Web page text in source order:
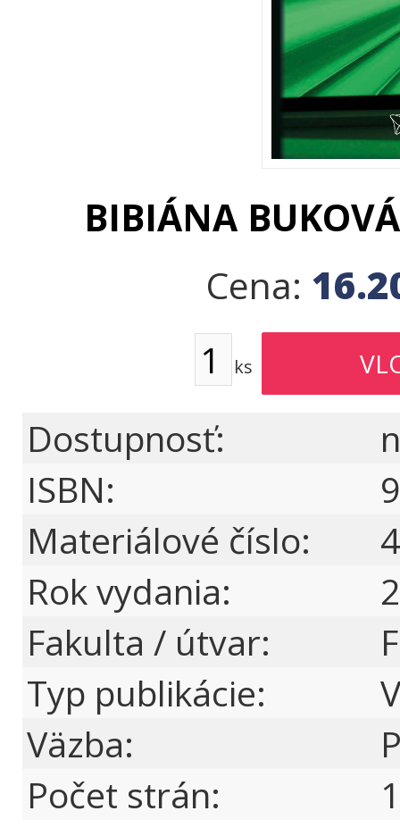
BIBIÁNA
Cena:
ks
Dostupnosť:
ISBN:
Materiálové číslo:
Rok vydania:
Fakulta / útvar:
Typ publikácie:
Väzba:
Počet strán: